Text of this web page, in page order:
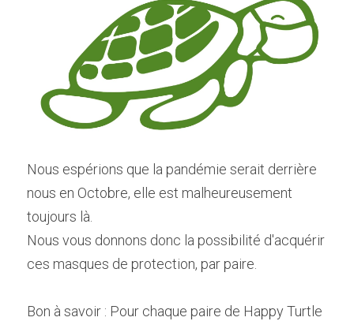
Nous espérions que la pandémie serait derrière
nous en Octobre, elle est malheureusement
toujours là.
Nous vous donnons donc la possibilité d'acquérir
ces masques de protection, par paire.
Bon à savoir : Pour chaque paire de Happy Turtle